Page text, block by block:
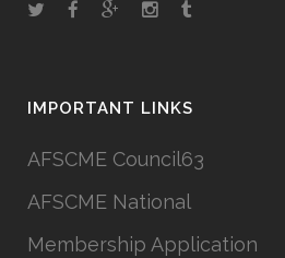
IMPORTANT LINKS
AFSCME Council63
AFSCME National
Membership Application